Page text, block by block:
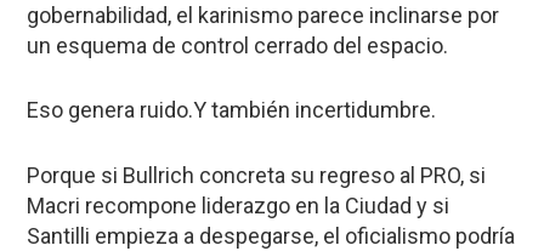
gobernabilidad, el karinismo parece inclinarse por
un esquema de control cerrado del espacio.
Eso genera ruido.Y también incertidumbre.
Porque si Bullrich concreta su regreso al PRO, si
Macri recompone liderazgo en la Ciudad y si
Santilli empieza a despegarse, el oficialismo podría